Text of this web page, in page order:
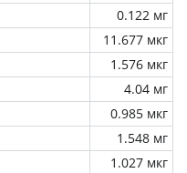
0.122 мг
11.677 мкг
1.576 мкг
4.04 мг
0.985 мкг
1.548 мг
1.027 мкг